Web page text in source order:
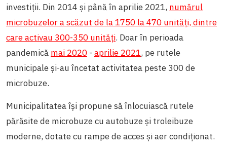
investiții. Din 2014 și până în aprilie 2021, numărul
microbuzelor a scăzut de la 1750 la 470 unități, dintre
care activau 300-350 unități. Doar în perioada
pandemică mai 2020 - aprilie 2021, pe rutele
municipale și-au încetat activitatea peste 300 de
microbuze.
Municipalitatea își propune să înlocuiască rutele
părăsite de microbuze cu autobuze și troleibuze
moderne, dotate cu rampe de acces și aer condiționat.